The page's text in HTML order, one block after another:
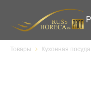
Товары Кухонная